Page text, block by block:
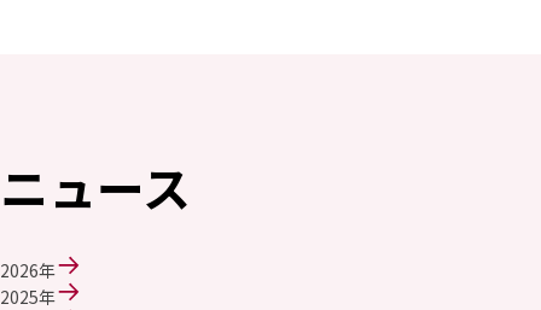
ナガセバイオイノベーションセンター
ナガセアプリケーションワークショップ
IR（投資家情報）
ニュース
2026年
2025年